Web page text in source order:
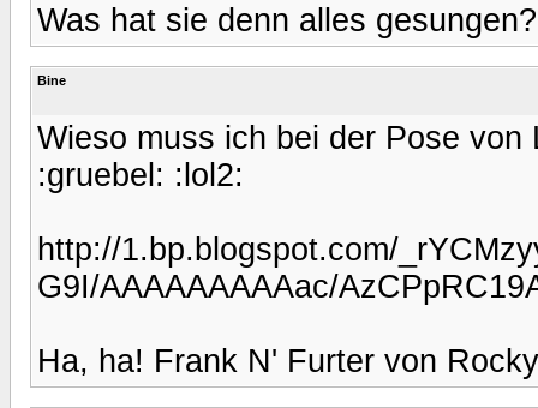
Was hat sie denn alles gesungen?
Bine
Wieso muss ich bei der Pose
:gruebel: :lol2:
http://1.bp.blogspot.com/
G9I/AAAAAAAAAac/
Ha, ha! Frank N' Furter von